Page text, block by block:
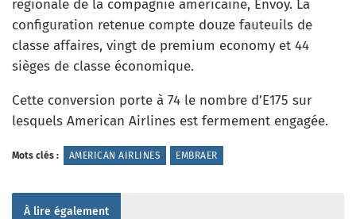
régionale de la compagnie américaine, Envoy. La
configuration retenue compte douze fauteuils de
classe affaires, vingt de premium economy et 44
sièges de classe économique.
Cette conversion porte à 74 le nombre d’E175 sur
lesquels American Airlines est fermement engagée.
Mots clés : AMERICAN AIRLINES EMBRAER
À lire également